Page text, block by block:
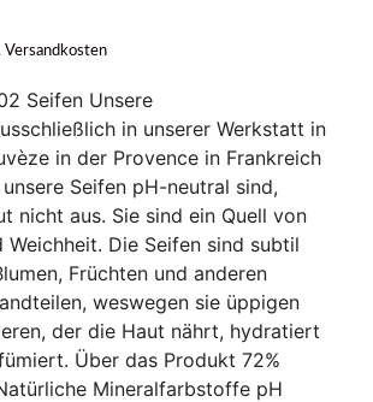
Versandkosten
Seifen Unsere
in unserer Werkstatt in
in der Provence in Frankreich
Seifen pH-neutral sind,
nicht aus. Sie sind ein Quell von
Weichheit. Die Seifen sind subtil
Früchten und anderen
weswegen sie üppigen
der die Haut nährt, hydratiert
Über das Produkt 72%
Mineralfarbstoffe pH